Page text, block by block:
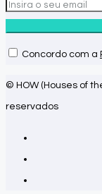
Concordo com a
© HOW (Houses of
reservados